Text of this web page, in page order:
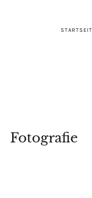
Fotografie